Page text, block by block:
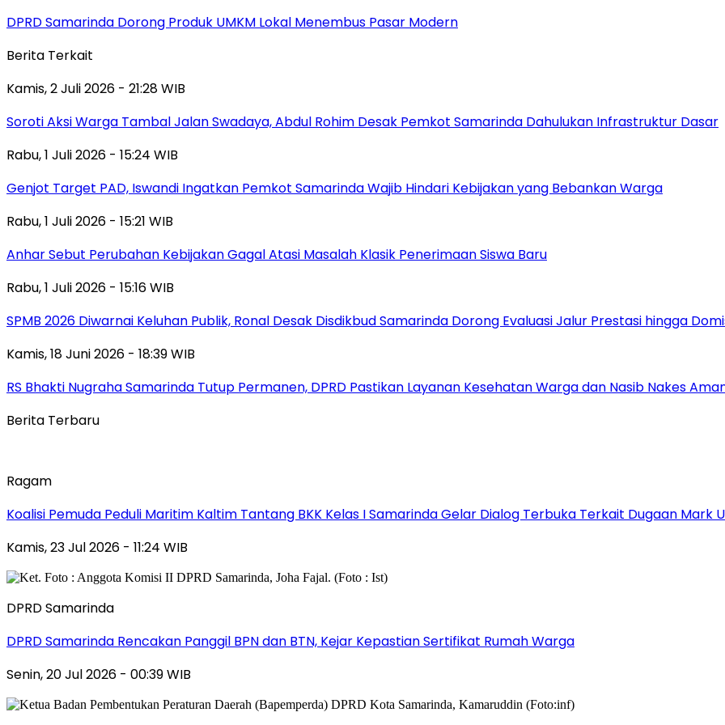
DPRD Samarinda Dorong Produk UMKM Lokal Menembus Pasar Modern
Berita Terkait
Kamis, 2 Juli 2026 - 21:28 WIB
Soroti Aksi Warga Tambal Jalan Swadaya, Abdul Rohim Desak Pemkot Samarinda Dahulukan Infrastruktur Dasar
Rabu, 1 Juli 2026 - 15:24 WIB
Genjot Target PAD, Iswandi Ingatkan Pemkot Samarinda Wajib Hindari Kebijakan yang Bebankan Warga
Rabu, 1 Juli 2026 - 15:21 WIB
Anhar Sebut Perubahan Kebijakan Gagal Atasi Masalah Klasik Penerimaan Siswa Baru
Rabu, 1 Juli 2026 - 15:16 WIB
SPMB 2026 Diwarnai Keluhan Publik, Ronal Desak Disdikbud Samarinda Dorong Evaluasi Jalur Prestasi hingga
Kamis, 18 Juni 2026 - 18:39 WIB
RS Bhakti Nugraha Samarinda Tutup Permanen, DPRD Pastikan Layanan Kesehatan Warga dan Nasib Nakes
Berita Terbaru
Ragam
Koalisi Pemuda Peduli Maritim Kaltim Tantang BKK Kelas I Samarinda Gelar Dialog Terbuka Terkait Dugaan Mark
Kamis, 23 Jul 2026 - 11:24 WIB
DPRD Samarinda
DPRD Samarinda Rencakan Panggil BPN dan BTN, Kejar Kepastian Sertifikat Rumah Warga
Senin, 20 Jul 2026 - 00:39 WIB